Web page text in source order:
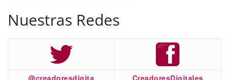
Nuestras Redes
@creadoresdigita CreadoresDigitales